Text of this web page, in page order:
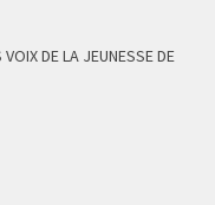
DE LA JEUNESSE DE